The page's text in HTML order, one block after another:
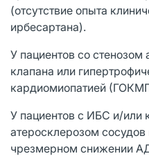
(отсутствие опыта
ирбесартана).
У пациентов со стенозом
клапана или
кардиомиопатией
У пациентов с ИБС и/или
атеросклерозом сосудов
чрезмерном снижении